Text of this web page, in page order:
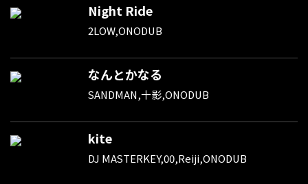
Night Ride
2LOW,ONODUB
なんとかなる
SANDMAN,十影,ONODUB
kite
DJ MASTERKEY,00,Reiji,ONODUB